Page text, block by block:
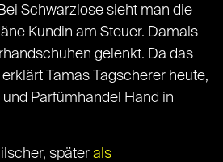
Schwarzlose sieht man die
Kundin am Steuer. Damals
gelenkt. Da das
Tamas Tagscherer heute,
Parfümhandel Hand in
später als